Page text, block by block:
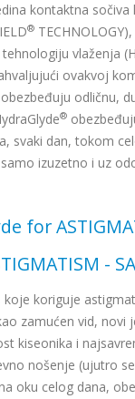
kontaktna
®
vlaženja
ovakvoj
odličnu,
®
svaki dan, tokom
izuzetno i uz
for
-
koriguje
zamućen vid, novi
kiseonika i
nošenje (ujutro
oku celog dana,